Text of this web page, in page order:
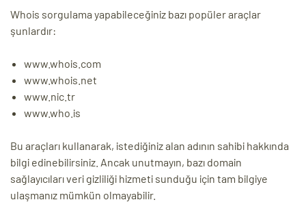
Whois sorgulama yapabileceğiniz bazı popüler araçlar
şunlardır:
www.whois.com
www.whois.net
www.nic.tr
www.who.is
Bu araçları kullanarak, istediğiniz alan adının sahibi hakkında
bilgi edinebilirsiniz. Ancak unutmayın, bazı domain
sağlayıcıları veri gizliliği hizmeti sunduğu için tam bilgiye
ulaşmanız mümkün olmayabilir.